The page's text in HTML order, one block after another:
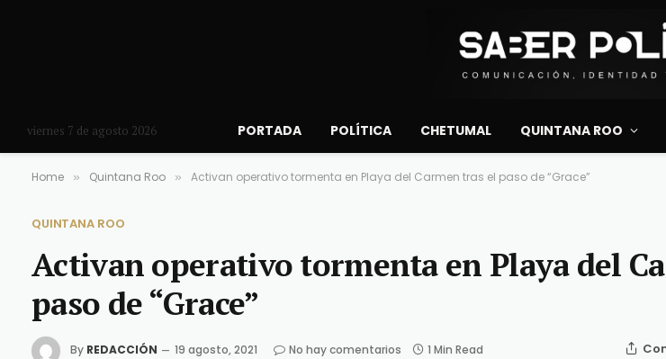
viernes 7 de agosto 2026 PORTADA POLÍTICA CHETUMAL QUINTANA ROO
Home » Quintana Roo » Activan operativo tormenta en Playa del Carmen tras el paso de “Grace”
QUINTANA ROO
Activan operativo tormenta en Playa del
paso de “Grace”
By REDACCIÓN 19 agosto, 2021 No hay comentarios 1 Min Read